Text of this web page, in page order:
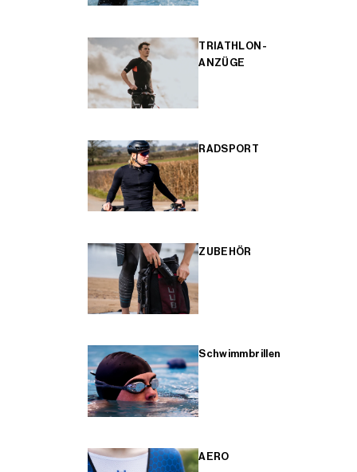
TRIATHLON-
ANZÜGE
RADSPORT
ZUBEHÖR
Schwimmbrillen
AERO